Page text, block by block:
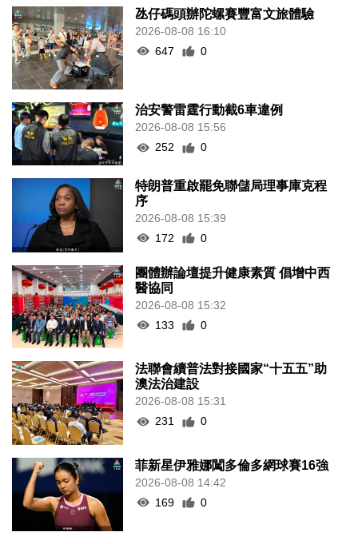
氹仔碼頭辦陀螺賽豐富文旅體驗
2026-08-08 16:10
647
0
治安警雷霆行動截6車違例
2026-08-08 15:56
252
0
特朗普重啟罷免聯儲局理事庫克程
序
2026-08-08 15:39
172
0
團體辦論壇提升健康素質 倡增中西
醫協同
2026-08-08 15:32
133
0
法聯會續普法對接國家“十五五”助
澳法治建設
2026-08-08 15:31
231
0
菲新星伊雅娜闖多倫多網球賽16強
2026-08-08 14:42
169
0